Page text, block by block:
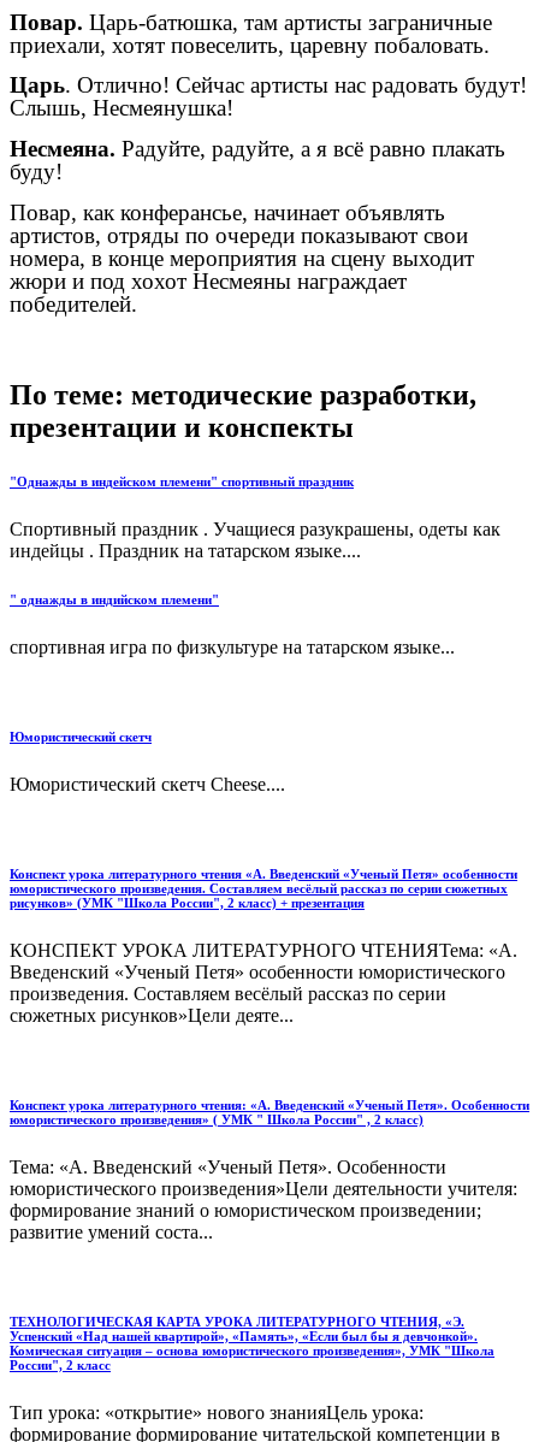
Повар. Царь-батюшка, там артисты заграничные
приехали, хотят повеселить, царевну побаловать.
Царь. Отлично! Сейчас артисты нас радовать будут!
Слышь, Несмеянушка!
Несмеяна. Радуйте, радуйте, а я всё равно плакать
буду!
Повар, как конферансье, начинает объявлять
артистов, отряды по очереди показывают свои
номера, в конце мероприятия на сцену выходит
жюри и под хохот Несмеяны награждает
победителей.
По теме: методические разработки,
презентации и конспекты
"Однажды в индейском племени" спортивный праздник
Спортивный праздник . Учащиеся разукрашены, одеты как
индейцы . Праздник на татарском языке....
" однажды в индийском племени"
спортивная игра по физкультуре на татарском языке...
Юмористический скетч
Юмористический скетч Cheese....
Конспект урока литературного чтения «А. Введенский «Ученый Петя» особенности
юмористического произведения. Составляем весёлый рассказ по серии сюжетных
рисунков» (УМК "Школа России", 2 класс) + презентация
КОНСПЕКТ УРОКА ЛИТЕРАТУРНОГО ЧТЕНИЯТема: «А.
Введенский «Ученый Петя» особенности юмористического
произведения. Составляем весёлый рассказ по серии
сюжетных рисунков»Цели деяте...
Конспект урока литературного чтения: «А. Введенский «Ученый Петя». Особенности
юмористического произведения» ( УМК " Школа России" , 2 класс)
Тема: «А. Введенский «Ученый Петя». Особенности
юмористического произведения»Цели деятельности учителя:
формирование знаний о юмористическом произведении;
развитие умений соста...
ТЕХНОЛОГИЧЕСКАЯ КАРТА УРОКА ЛИТЕРАТУРНОГО ЧТЕНИЯ, «Э.
Успенский «Над нашей квартирой», «Память», «Если был бы я девчонкой».
Комическая ситуация – основа юмористического произведения», УМК "Школа
России", 2 класс
Тип урока: «открытие» нового знанияЦель урока:
формирование формирование читательской компетенции в